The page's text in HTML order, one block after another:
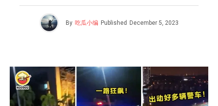
By 吃瓜小编 Published December 5, 2023